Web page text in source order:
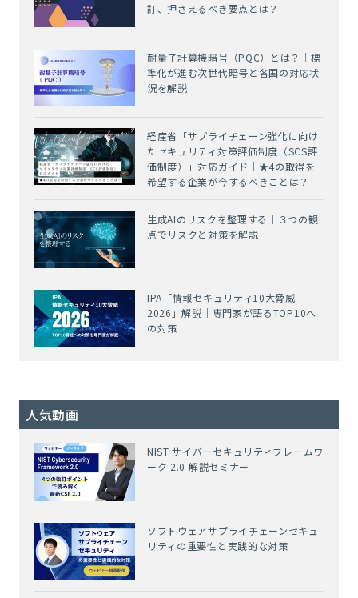
訂、押さえるべき要点とは？
耐量子計算機暗号（PQC）とは？｜標
準化が進む次世代暗号と各国の対応状
況を解説
経産省「サプライチェーン強化に向け
たセキュリティ対策評価制度（SCS評
価制度）」対応ガイド｜★4の取得を
希望する企業が今するべきことは？
生成AIのリスクを整理する｜３つの観
点でリスクと対策を解説
IPA「情報セキュリティ10大脅威
2026」解説｜専門家が語るTOP10へ
の対策
人気動画
NIST サイバーセキュリティフレームワ
ーク 2.0 解説セミナー
ソフトウェアサプライチェーンセキュ
リティの重要性と実践的な対策